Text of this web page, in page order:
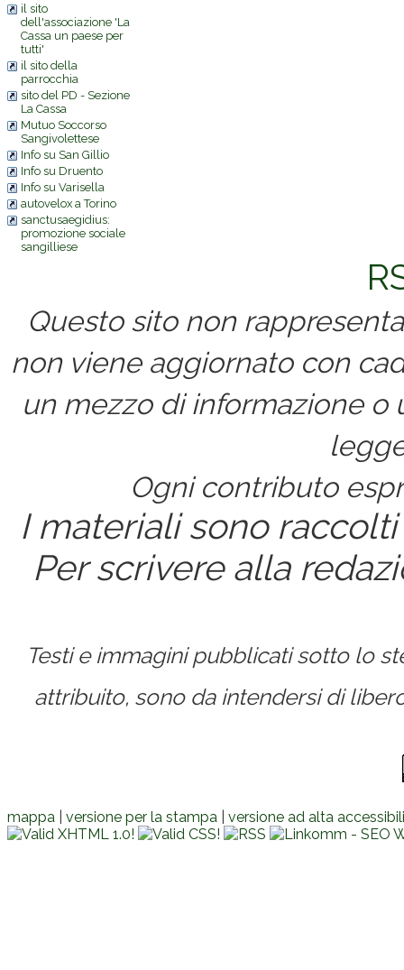
il sito
dell'associazione 'La
Cassa un paese per
tutti'
il sito della
parrocchia
sito del PD - Sezione
La Cassa
Mutuo Soccorso
Sangivolettese
Info su San Gillio
Info su Druento
Info su Varisella
autovelox a Torino
sanctusaegidius:
promozione sociale
sangilliese
Questo sito non
non viene aggiornato con
un mezzo di informazione
Ogni contributo
I materiali sono
Per scrivere alla
Testi e immagini pubblicati sotto lo
attribuito, sono da intendersi di
mappa versione per la stampa versione ad alta